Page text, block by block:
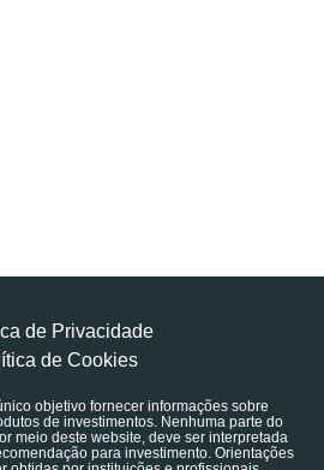
de Privacidade
de Cookies
objetivo fornecer informações sobre
de investimentos. Nenhuma parte do
meio deste website, deve ser interpretada
para investimento. Orientações